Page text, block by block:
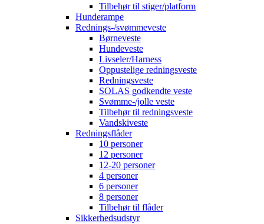
Tilbehør til stiger/platform
Hunderampe
Rednings-/svømmeveste
Børneveste
Hundeveste
Livseler/Harness
Oppustelige redningsveste
Redningsveste
SOLAS godkendte veste
Svømme-/jolle veste
Tilbehør til redningsveste
Vandskiveste
Redningsflåder
10 personer
12 personer
12-20 personer
4 personer
6 personer
8 personer
Tilbehør til flåder
Sikkerhedsudstyr